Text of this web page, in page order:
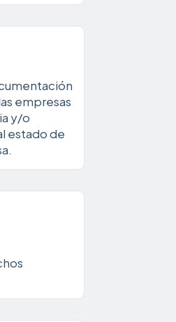
empresas
y/o
estado de